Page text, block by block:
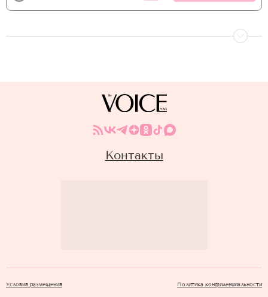
Контакты
Условия размещения Политика конфиденциальности